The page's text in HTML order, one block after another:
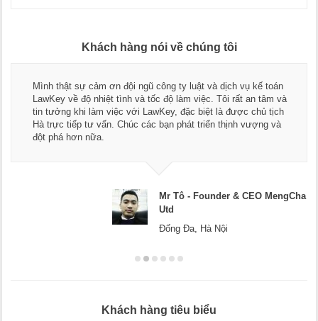
Khách hàng nói về chúng tôi
Mình thật sự cảm ơn đội ngũ công ty luật và dịch vụ kế toán
LawKey về độ nhiệt tình và tốc độ làm việc. Tôi rất an tâm và
tin tưởng khi làm việc với LawKey, đặc biệt là được chủ tịch
Hà trực tiếp tư vấn. Chúc các bạn phát triển thịnh vượng và
đột phá hơn nữa.
Mr Tô - Founder & CEO MengCha
Utd
Đống Đa, Hà Nội
Khách hàng tiêu biểu